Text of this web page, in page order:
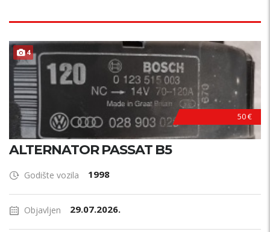
4
50 €
ALTERNATOR PASSAT B5
Godište vozila 1998
Objavljen 29.07.2026.